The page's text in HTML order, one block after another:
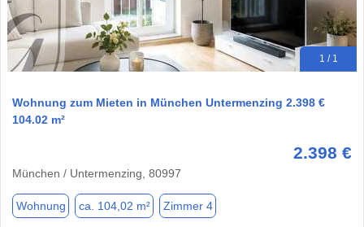
1 / 1
Wohnung zum Mieten in München Untermenzing 2.398 €
104.02 m²
2.398 €
München / Untermenzing, 80997
Wohnung ca. 104,02 m² Zimmer 4